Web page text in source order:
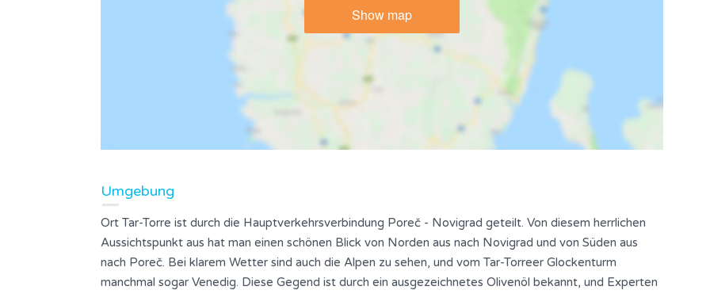
Show map
Umgebung
Ort Tar-Torre ist durch die Hauptverkehrsverbindung Poreč - Novigrad geteilt. Von diesem herrlichen
Aussichtspunkt aus hat man einen schönen Blick von Norden aus nach Novigrad und von Süden aus
nach Poreč. Bei klarem Wetter sind auch die Alpen zu sehen, und vom Tar-Torreer Glockenturm
manchmal sogar Venedig. Diese Gegend ist durch ein ausgezeichnetes Olivenöl bekannt, und Experten